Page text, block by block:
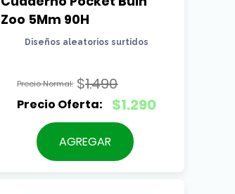
Zoo 5Mm 90H
Diseños aleatorios surtidos
$1.490
El
precio
original
$1.290
El
precio
actual
AGREGAR